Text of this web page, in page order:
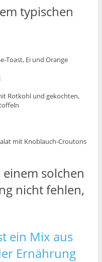
typischen
Toast, Ei und Orange
Rotkohl und gekochten,
mit Knoblauch-Croutons
solchen
nicht fehlen,
ein Mix aus
Ernährung